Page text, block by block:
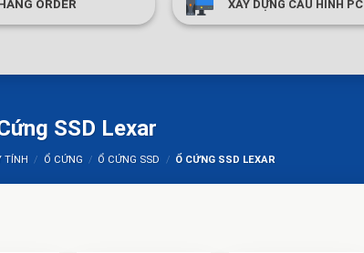
ORDER XÂY DỰNG CẤU HÌNH PC
SSD Lexar
TÍNH / Ổ CỨNG / Ổ CỨNG SSD / Ổ CỨNG SSD LEXAR